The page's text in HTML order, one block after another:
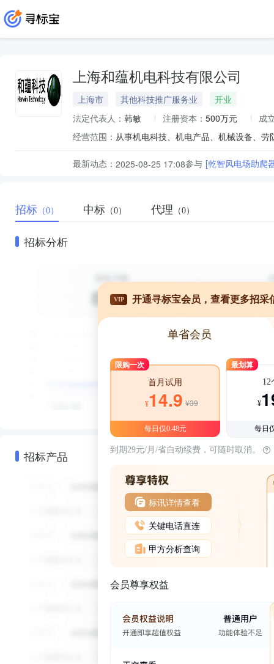
上海和蕴机电科技有限公司
上海市 其他科技推广服务业
开业
法定代表人： 韩敏 注册资本： 500万元
成
经营范围：
最新动态： 2025-08-25 17:08参与 [乾智风电场助爬
招标 （0） 中标 （0） 代理 （0）
招标分析
招标产品
VIP 开通寻标宝会员，查看更多招采
单省会员
限购一次
首月试用
¥14.9 ¥39
每日仅0.48元
最划算
12
¥
每日
到期29元/月/省自动续费，可随时取消。
标讯详情查看
关键电话直连
甲方分析查询
会员尊享权益